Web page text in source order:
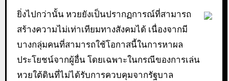
ยิ่งไปกว่านั้น หวยยังเป็นปรากฏการณ์ที่สามารถ
สร้างความไม่เท่าเทียมทางสังคมได้ เนื่องจากมี
บางกลุ่มคนที่สามารถใช้โอกาสนี้ในการหาผล
ประโยชน์จากผู้อื่น โดยเฉพาะในกรณีของการเล่น
หวยใต้ดินที่ไม่ได้รับการควบคุมจากรัฐบาล